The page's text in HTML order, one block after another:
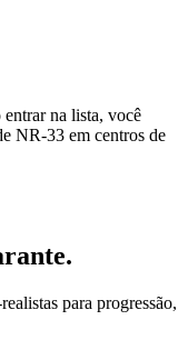
na lista, você
NR-33 em centros de
para progressão,